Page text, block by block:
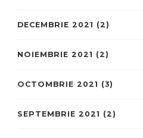
DECEMBRIE 2021 (2)
NOIEMBRIE 2021 (2)
OCTOMBRIE 2021 (3)
SEPTEMBRIE 2021 (2)